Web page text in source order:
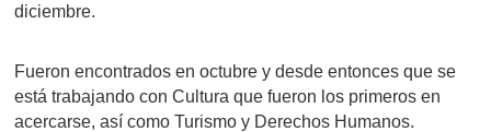
diciembre.
Fueron encontrados en octubre y desde entonces que se
está trabajando con Cultura que fueron los primeros en
acercarse, así como Turismo y Derechos Humanos.